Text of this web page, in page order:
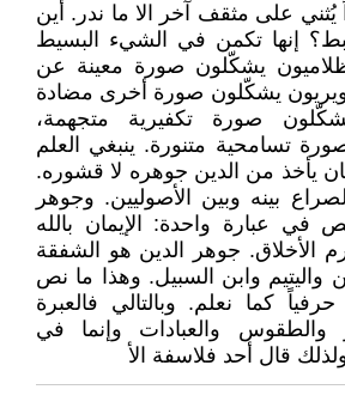
يُثني على مثقف آخر الا ما ندر. أين
إنها تكمن في الشيء البسيط
يشكّلون صورة معينة عن
يشكّلون صورة أخرى مضادة
صورة تكفيرية متجهمة،
تسامحية متنورة. ينبغي العلم
يأخذ من الدين جوهره لا قشوره.
بينه وبين الأصوليين. وجوهر
في عبارة واحدة: الإيمان بالله
الأخلاق. جوهر الدين هو الشفقة
واليتيم وابن السبيل. وهذا ما نص
كما نعلم. وبالتالي فالعبرة
والعبادات وإنما في
قال أحد فلاسفة الأ